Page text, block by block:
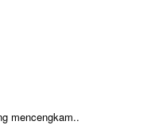
mencengkam..